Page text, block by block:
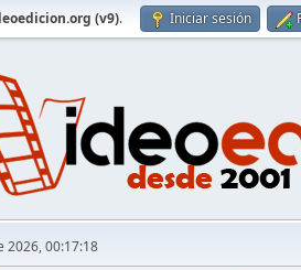
(v9). Iniciar sesión
2026, 00:17:18